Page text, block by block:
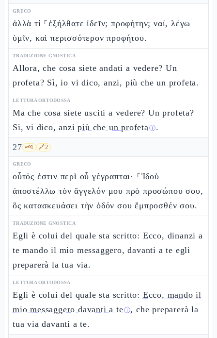
GRECO
ἀλλὰ τί ⸀ἐξήλθατε ἰδεῖν; προφήτην; ναί, λέγω
ὑμῖν, καὶ περισσότερον προφήτου.
TRADUZIONE GNOSTICA
Allora, che cosa siete andati a vedere? Un
profeta? Sì, io vi dico, anzi, più che un profeta.
LETTURA ORTODOSSA
Ma che cosa siete usciti a vedere? Un profeta?
Sì, vi dico, anzipiù che un profetaⓘ.
27 🗝️1 🔗2
GRECO
οὗτός ἐστιν περὶ οὗ γέγραπται· ⸀Ἰδοὺ
ἀποστέλλω τὸν ἄγγελόν μου πρὸ προσώπου σου,
ὃς κατασκευάσει τὴν ὁδόν σου ἔμπροσθέν σου.
TRADUZIONE GNOSTICA
Egli è colui del quale sta scritto: Ecco, dinanzi a
te mando il mio messaggero, davanti a te egli
preparerà la tua via.
LETTURA ORTODOSSA
Egli è colui del quale sta scritto: Ecco, mando il
mio messaggero davanti a teⓘ, che preparerà la
tua via davanti a te.